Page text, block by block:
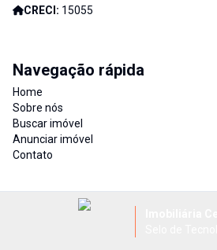
CRECI: 15055
Navegação rápida
Home
Sobre nós
Buscar imóvel
Anunciar imóvel
Contato